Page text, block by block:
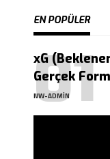
EN POPÜLER
xG
Gerçek
NW-ADMIN